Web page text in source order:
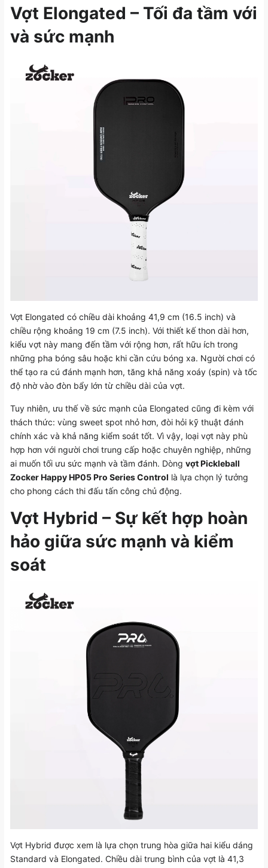
Vợt Elongated – Tối đa tầm với
và sức mạnh
Vợt Elongated có chiều dài khoảng 41,9 cm (16.5 inch) và
chiều rộng khoảng 19 cm (7.5 inch). Với thiết kế thon dài hơn,
kiểu vợt này mang đến tầm với rộng hơn, rất hữu ích trong
những pha bóng sâu hoặc khi cần cứu bóng xa. Người chơi có
thể tạo ra cú đánh mạnh hơn, tăng khả năng xoáy (spin) và tốc
độ nhờ vào đòn bẩy lớn từ chiều dài của vợt.
Tuy nhiên, ưu thế về sức mạnh của Elongated cũng đi kèm với
thách thức: vùng sweet spot nhỏ hơn, đòi hỏi kỹ thuật đánh
chính xác và khả năng kiểm soát tốt. Vì vậy, loại vợt này phù
hợp hơn với người chơi trung cấp hoặc chuyên nghiệp, những
ai muốn tối ưu sức mạnh và tầm đánh. Dòng vợt Pickleball
Zocker Happy HP05 Pro Series Control là lựa chọn lý tưởng
cho phong cách thi đấu tấn công chủ động.
Vợt Hybrid – Sự kết hợp hoàn
hảo giữa sức mạnh và kiểm
soát
Vợt Hybrid được xem là lựa chọn trung hòa giữa hai kiểu dáng
Standard và Elongated. Chiều dài trung bình của vợt là 41,3